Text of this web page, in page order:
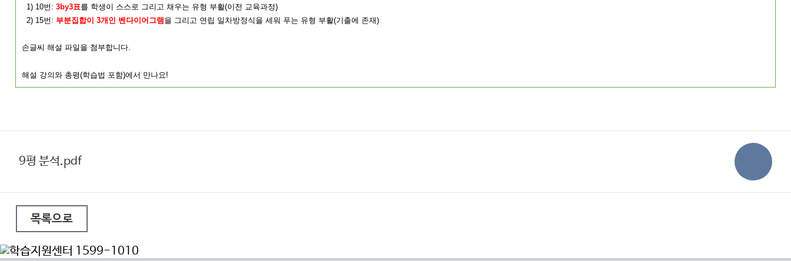
1) 10번: 3by3표를 학생이 스스로 그리고 채우는 유형 부활(이전 교육과정)
2) 15번: 부분집합이 3개인 벤다이어그램 을 그리고 연립 일차방정식을 세워 푸는 유형 부활(기출에 존재)
손글씨 해설 파일을 첨부합니다.
해설 강의와 총평(학습법 포함)에서 만나요!
9평 분석.pdf
목록으로